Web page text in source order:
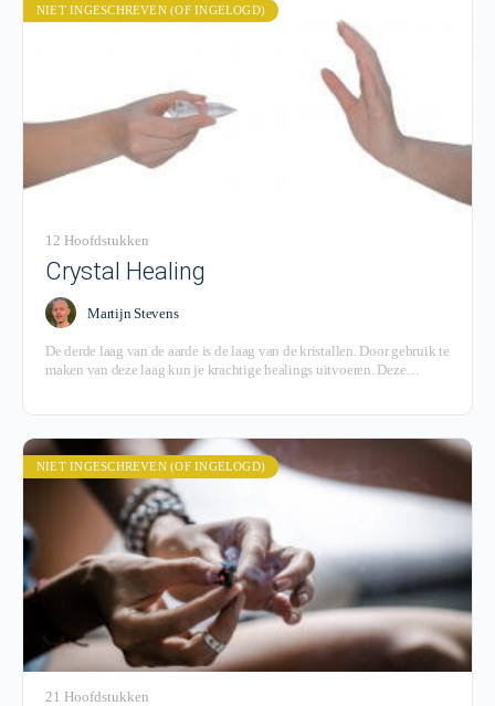
NIET INGESCHREVEN (OF INGELOGD)
12 Hoofdstukken
Crystal Healing
Martijn Stevens
De derde laag van de aarde is de laag van de kristallen. Door gebruik te
maken van deze laag kun je krachtige healings uitvoeren. Deze
NIET INGESCHREVEN (OF INGELOGD)
21 Hoofdstukken